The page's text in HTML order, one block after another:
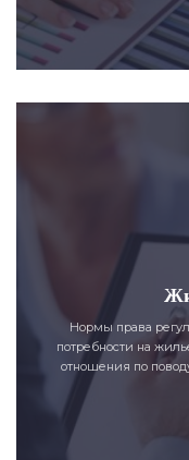
Нормы права
потребности на
отношения по